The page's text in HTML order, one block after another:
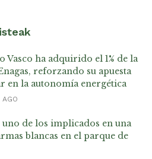
Vasco ha adquirido el 1% de la
reforzando su apuesta
en la autonomía energética
de los implicados en una
blancas en el parque de